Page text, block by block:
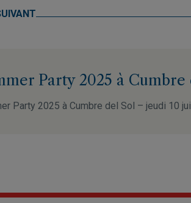
Party 2025 à Cumbre
Party 2025 à Cumbre del Sol – jeudi 10